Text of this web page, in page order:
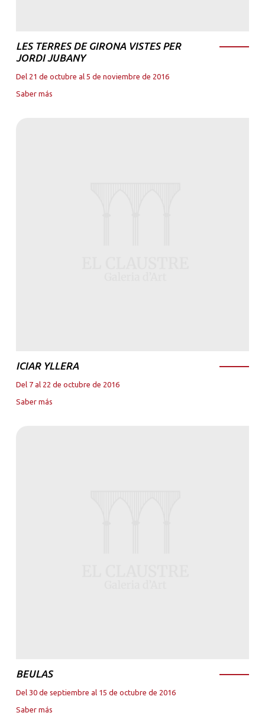
LES TERRES DE GIRONA VISTES PER
JORDI JUBANY
Del 21 de octubre al 5 de noviembre de 2016
Saber más
ICIAR YLLERA
Del 7 al 22 de octubre de 2016
Saber más
BEULAS
Del 30 de septiembre al 15 de octubre de 2016
Saber más